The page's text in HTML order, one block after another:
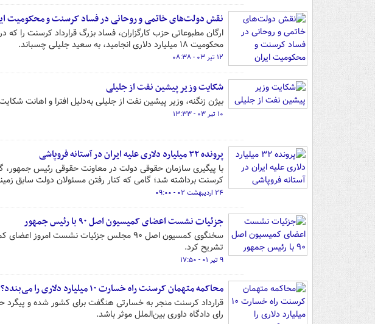
نقش دولت‌های خاتمی و روحانی در فساد کرسنت و محکومیت
ارگان مطبوعاتی حزب کارگزاران، فساد بزرگ قرارداد کرسنت را
محکومیت ۱۸ میلیارد دلاری انجامید، به سعید جلیلی چسباند.
۱۲ تیر ۰۳ - ۰۸:۳۸
شکایت وزیر پیشین نفت از جلیلی
بیژن زنگنه، وزیر پیشین نفت از جلیلی به‌دلیل افترا و اهانت
۱۰ تیر ۰۳ - ۱۳:۳۳
پرونده ۳۲ میلیارد دلاری علیه ایران در آستانه فروپاشی
کرسنت برداشته شد؛ گامی که کنار رفتن مسئولان دولت سابق
۲۴ اردیبهشت ۰۲ - ۰۹:۰۰
جزئیات نشست اعضای کمیسیون اصل ۹۰ با رئیس جمهور
سخنگوی کمسیون اصل ۹۰ مجلس جزئیات نشست
تشریح کرد.
۹ تیر ۰۱ - ۱۷:۵۰
محاکمه متهمان کرسنت راه خسارت ۱۰ میلیارد دلاری را می‌بندد؟
قرارداد کرسنت منجر به خسارتی هنگفت برای کشور شده و پیگرد
رای دادگاه داوری بین‌الملل موثر باشد.